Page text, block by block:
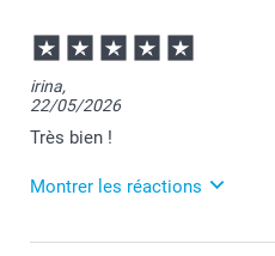
irina,
22/05/2026
Très bien !
Montrer les réactions
28/05/2026